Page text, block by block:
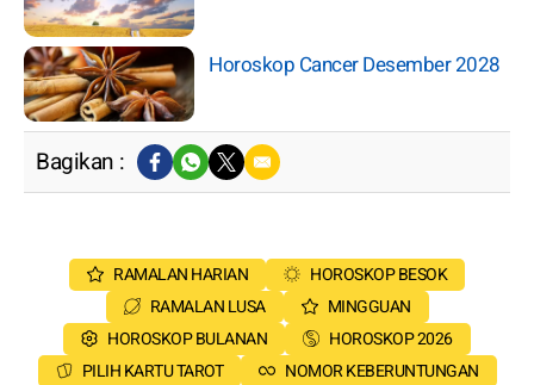
Horoskop Cancer Desember 2028
Bagikan :
RAMALAN HARIAN
HOROSKOP BESOK
RAMALAN LUSA
MINGGUAN
HOROSKOP BULANAN
HOROSKOP 2026
PILIH KARTU TAROT
NOMOR KEBERUNTUNGAN